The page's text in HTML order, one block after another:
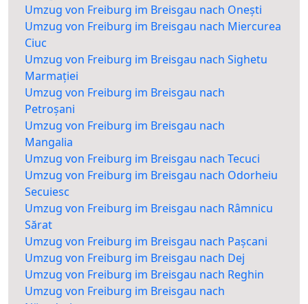
Umzug von Freiburg im Breisgau nach Onești
Umzug von Freiburg im Breisgau nach Miercurea
Ciuc
Umzug von Freiburg im Breisgau nach Sighetu
Marmației
Umzug von Freiburg im Breisgau nach
Petroșani
Umzug von Freiburg im Breisgau nach
Mangalia
Umzug von Freiburg im Breisgau nach Tecuci
Umzug von Freiburg im Breisgau nach Odorheiu
Secuiesc
Umzug von Freiburg im Breisgau nach Râmnicu
Sărat
Umzug von Freiburg im Breisgau nach Pașcani
Umzug von Freiburg im Breisgau nach Dej
Umzug von Freiburg im Breisgau nach Reghin
Umzug von Freiburg im Breisgau nach